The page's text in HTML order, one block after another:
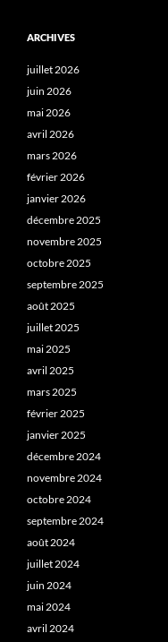
ARCHIVES
juillet 2026
juin 2026
mai 2026
avril 2026
mars 2026
février 2026
janvier 2026
décembre 2025
novembre 2025
octobre 2025
septembre 2025
août 2025
juillet 2025
mai 2025
avril 2025
mars 2025
février 2025
janvier 2025
décembre 2024
novembre 2024
octobre 2024
septembre 2024
août 2024
juillet 2024
juin 2024
mai 2024
avril 2024